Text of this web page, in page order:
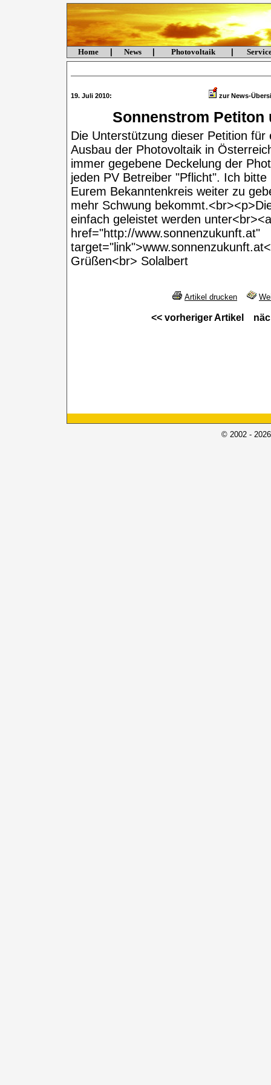
Home News Photovoltaik
19. Juli 2010: zur News-
Sonnenstrom Petiton
Die Unterstützung dieser Petition
Ausbau der Photovoltaik in
immer gegebene Deckelung der
jeden PV Betreiber "Pflicht". Ich
Eurem Bekanntenkreis weiter zu
mehr Schwung
einfach geleistet werden unter<br><a
href="http://www.sonnenzukunft.at"
Grüßen<br> Solalbert
Artikel drucken
<< vorheriger Artikel
© 2002 -